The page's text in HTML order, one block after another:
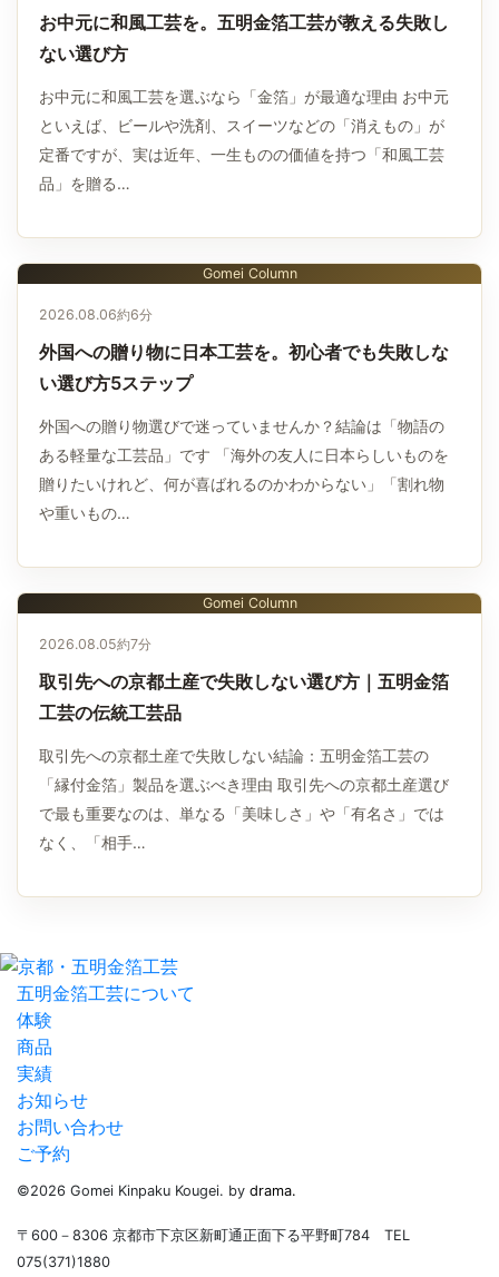
お中元に和風工芸を。五明金箔工芸が教える失敗し
ない選び方
お中元に和風工芸を選ぶなら「金箔」が最適な理由 お中元
といえば、ビールや洗剤、スイーツなどの「消えもの」が
定番ですが、実は近年、一生ものの価値を持つ「和風工芸
品」を贈る…
Gomei Column
2026.08.06約6分
外国への贈り物に日本工芸を。初心者でも失敗しな
い選び方5ステップ
外国への贈り物選びで迷っていませんか？結論は「物語の
ある軽量な工芸品」です 「海外の友人に日本らしいものを
贈りたいけれど、何が喜ばれるのかわからない」「割れ物
や重いもの…
Gomei Column
2026.08.05約7分
取引先への京都土産で失敗しない選び方｜五明金箔
工芸の伝統工芸品
取引先への京都土産で失敗しない結論：五明金箔工芸の
「縁付金箔」製品を選ぶべき理由 取引先への京都土産選び
で最も重要なのは、単なる「美味しさ」や「有名さ」では
なく、「相手…
五明金箔工芸について
体験
商品
実績
お知らせ
お問い合わせ
ご予約
©2026 Gomei Kinpaku Kougei. by drama.
〒600－8306 京都市下京区新町通正面下る平野町784 TEL
075(371)1880